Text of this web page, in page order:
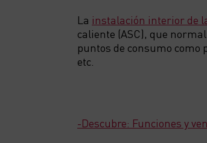
La instalación interior de
caliente (ASC), que
puntos de consumo
etc.
-Descubre: Funciones y